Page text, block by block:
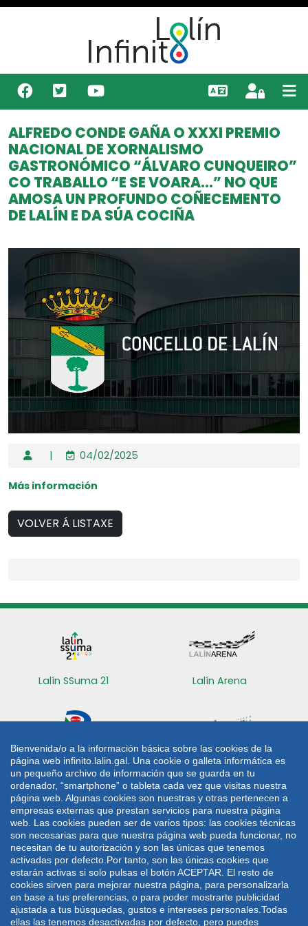
Bienvenida/o a la información básica sobre las cookies de la
página web infinito.lalin.gal. Una cookie o galleta informática es
un pequeño archivo de información que se guarda en tu
ordenador, “smartphone” o tableta cada vez que visitas nuestra
página web. Algunas cookies son nuestras y otras pertenecen a
empresas externas que prestan servicios para nuestra página
web. Las cookies pueden ser de varios tipos: las cookies técnicas
son necesarias para que nuestra página web pueda funcionar, no
necesitan de tu autorización y son las únicas que tenemos
activadas por defecto.Por tanto, son las únicas cookies que
estarán activas si solo pulsas el botón ACEPTAR. El resto de
cookies sirven para mejorar nuestra página, para personalizarla
en base a tus preferencias, o para poder mostrarte publicidad
ajustada a tus búsquedas, gustos e intereses personales.Todas
ellas las tenemos desactivadas por defecto, pero puedes
ALFREDO CONDE GAÑA O XXXI PREMIO
NACIONAL DE XORNALISMO
GASTRONÓMICO “ÁLVARO CUNQUEIRO”
CO TRABALLO “E SE VOARA...” NO QUE
AMOSA UN PROFUNDO COÑECEMENTO
DE LALÍN E DA SÚA COCIÑA
| 04/02/2025
Más información
VOLVER Á LISTAXE
Lalín SSuma 21 Lalín Arena
Radio Lalín Sede electrónica
CONTACTO
Plaza de Galicia 1
36500 Lalín
986 787 060
986 782 042
lalin@lalin.gal
Mapa web Aviso legal
Política de privacidade
Política de cookies